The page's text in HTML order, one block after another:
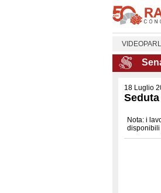
18 Luglio
Nota: i
disponibili